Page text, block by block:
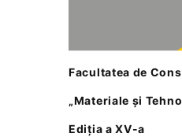
Facultatea de
„Materiale și
Ediția a XV-a